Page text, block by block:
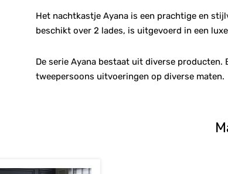
Het nachtkastje Ayana is een prachtige en
beschikt over 2 lades, is uitgevoerd in een
De serie Ayana bestaat uit diverse producten.
tweepersoons uitvoeringen op diverse maten.